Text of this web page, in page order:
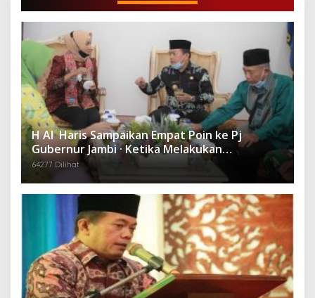
H Al Haris Sampaikan Empat Poin ke Pj
Gubernur Jambi · Ketika Melakukan
Kunjungan Kerja ke Merangin
64277 Dilihat